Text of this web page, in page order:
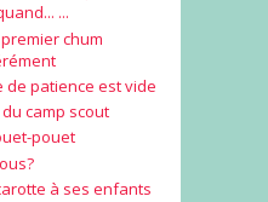
...
chum
de patience est vide
camp scout
pouet
à ses enfants